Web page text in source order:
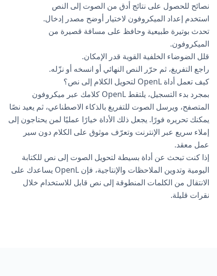
نصائح للحصول على نتائج أدق من الصوت إلى النص
استخدم إعداد الميكروفون لاختيار أوضح مصدر إدخال.
تحدث بوتيرة طبيعية وحافظ على مسافة قصيرة من
الميكروفون.
قلل الضوضاء الخلفية القوية قدر الإمكان.
راجع التفريغ، ثم حرّر النص النهائي أو انسخه أو نزّله.
كيف تعمل أداة OpenL لتحويل الكلام إلى نص؟
بمجرد بدء التسجيل، يلتقط OpenL كلامك عبر ميكروفون
المتصفح، ويرسل الصوت للتفريغ بالذكاء الاصطناعي، ثم يعيد نصًا
يمكنك تحريره فورًا. يجعل ذلك الأداة خيارًا عمليًا لمن يحتاجون إلى
إملاء سريع عبر الإنترنت وتعرّف موثوق على الكلام دون سير
عمل معقد.
إذا كنت تبحث عن أداة بسيطة لتحويل الصوت إلى نص للكتابة
اليومية وتدوين الملاحظات والإنتاجية، فإن OpenL يساعدك على
الانتقال من الكلمات المنطوقة إلى نص قابل للاستخدام خلال
نقرات قليلة.